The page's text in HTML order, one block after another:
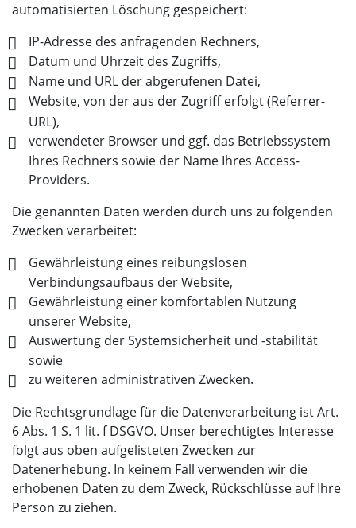
automatisierten Löschung gespeichert:
IP-Adresse des anfragenden Rechners,
Datum und Uhrzeit des Zugriffs,
Name und URL der abgerufenen Datei,
Website, von der aus der Zugriff erfolgt (Referrer-
URL),
verwendeter Browser und ggf. das Betriebssystem
Ihres Rechners sowie der Name Ihres Access-
Providers.
Die genannten Daten werden durch uns zu folgenden
Zwecken verarbeitet:
Gewährleistung eines reibungslosen
Verbindungsaufbaus der Website,
Gewährleistung einer komfortablen Nutzung
unserer Website,
Auswertung der Systemsicherheit und -stabilität
sowie
zu weiteren administrativen Zwecken.
Die Rechtsgrundlage für die Datenverarbeitung ist Art.
6 Abs. 1 S. 1 lit. f DSGVO. Unser berechtigtes Interesse
folgt aus oben aufgelisteten Zwecken zur
Datenerhebung. In keinem Fall verwenden wir die
erhobenen Daten zu dem Zweck, Rückschlüsse auf Ihre
Person zu ziehen.